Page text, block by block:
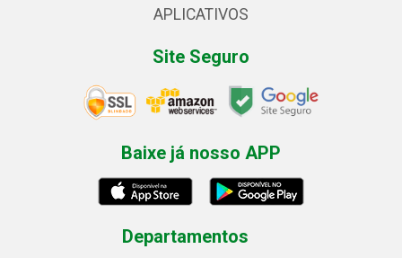
APLICATIVOS
Site Seguro
Baixe já nosso APP
Departamentos